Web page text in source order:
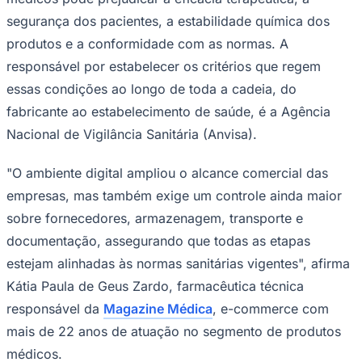
Corinthians
segurança dos pacientes, a estabilidade química dos
produtos e a conformidade com as normas. A
responsável por estabelecer os critérios que regem
essas condições ao longo de toda a cadeia, do
fabricante ao estabelecimento de saúde, é a Agência
Nacional de Vigilância Sanitária (Anvisa).
"O ambiente digital ampliou o alcance comercial das
empresas, mas também exige um controle ainda maior
sobre fornecedores, armazenagem, transporte e
documentação, assegurando que todas as etapas
estejam alinhadas às normas sanitárias vigentes", afirma
Kátia Paula de Geus Zardo, farmacêutica técnica
responsável da Magazine Médica, e-commerce com
mais de 22 anos de atuação no segmento de produtos
médicos.